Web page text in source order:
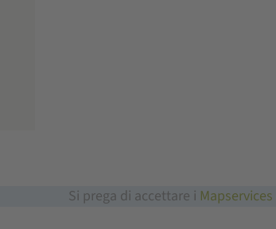
Si prega di accettare i Mapservices